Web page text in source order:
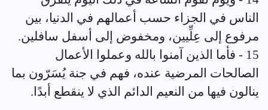
الناس في الجزاء حسب أعمالهم في الدنيا، بين
مرفوع إلى عِلِّيين، ومخفوض إلى أسفل سافلين.
15 - فأما الذين آمنوا بالله وعملوا الأعمال
الصالحات المرضية عنده، فهم في جنة يُسَرّون بما
ينالون فيها من النعيم الدائم الذي لا ينقطع أبدًا.